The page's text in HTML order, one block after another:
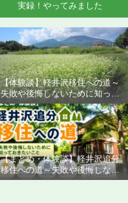
実録！やってみました
【体験談】軽井沢移住への道～
失敗や後悔しないために知って
おきたいこと
【まとめ・体験談】軽井沢追分
移住への道～失敗や後悔しない
ために知っておきたいこと